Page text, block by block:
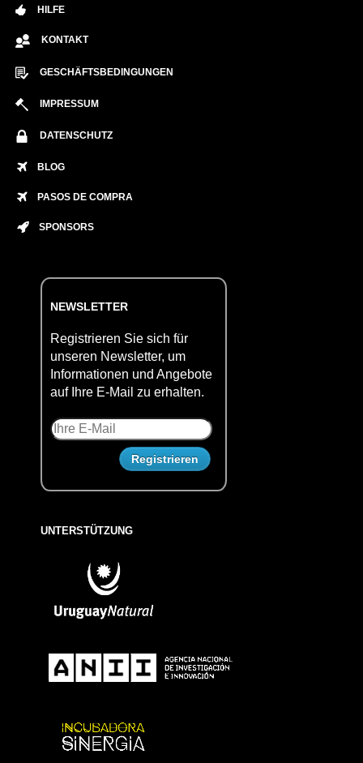
HILFE
KONTAKT
GESCHÄFTSBEDINGUNGEN
IMPRESSUM
DATENSCHUTZ
BLOG
PASOS DE COMPRA
SPONSORS
NEWSLETTER
Registrieren Sie sich für
unseren Newsletter, um
Informationen und Angebote
auf Ihre E-Mail zu erhalten.
UNTERSTÜTZUNG